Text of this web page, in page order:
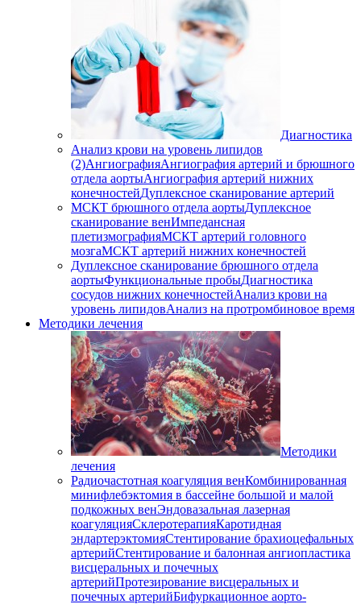
Диагностика
Анализ крови на уровень липидов
(2)АнгиографияАнгиография артерий и брюшного
отдела аортыАнгиография артерий нижних
конечностейДуплексное сканирование артерий
МСКТ брюшного отдела аортыДуплексное
сканирование венИмпедансная
плетизмографияМСКТ артерий головного
мозгаМСКТ артерий нижних конечностей
Дуплексное сканирование брюшного отдела
аортыФункциональные пробыДиагностика
сосудов нижних конечностейАнализ крови на
уровень липидовАнализ на протромбиновое время
Методики лечения
Методики
лечения
Радиочастотная коагуляция венКомбинированная
минифлебэктомия в бассейне большой и малой
подкожных венЭндовазальная лазерная
коагуляцияСклеротерапияКаротидная
эндартерэктомияСтентирование брахиоцефальных
артерийСтентирование и балонная ангиопластика
висцеральных и почечных
артерийПротезирование висцеральных и
почечных артерийБифуркационное аорто-